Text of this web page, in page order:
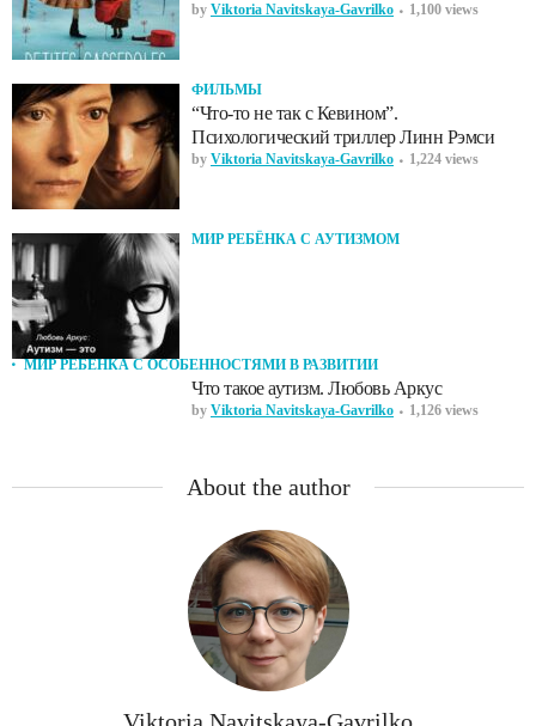
by Viktoria Navitskaya-Gavrilko 1,100 views
ФИЛЬМЫ
“Что-то не так с Кевином”.
Психологический триллер Линн Рэмси
by Viktoria Navitskaya-Gavrilko 1,224 views
МИР РЕБЁНКА С АУТИЗМОМ
МИР РЕБЁНКА С ОСОБЕННОСТЯМИ В РАЗВИТИИ
Что такое аутизм. Любовь Аркус
by Viktoria Navitskaya-Gavrilko 1,126 views
About the author